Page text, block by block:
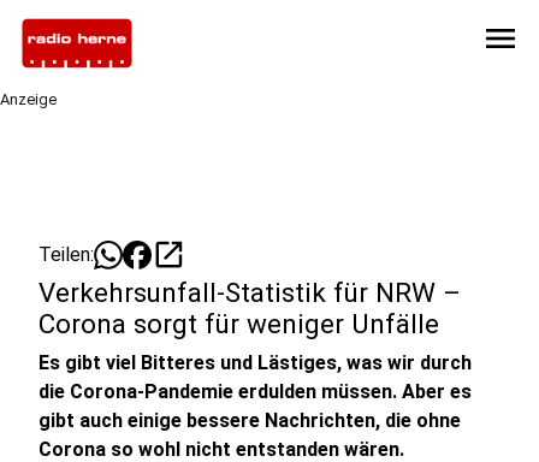
menu
Anzeige
Teilen: open_in_new
Verkehrsunfall-Statistik für NRW –
Corona sorgt für weniger Unfälle
Es gibt viel Bitteres und Lästiges, was wir durch
die Corona-Pandemie erdulden müssen. Aber es
gibt auch einige bessere Nachrichten, die ohne
Corona so wohl nicht entstanden wären.